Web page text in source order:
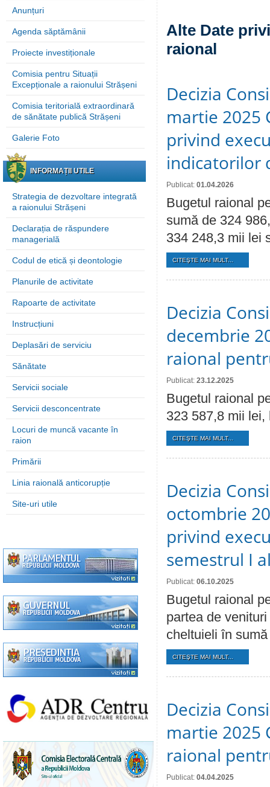
Anunțuri
Agenda săptămânii
Proiecte investiționale
Comisia pentru Situații
Excepționale a raionului Strășeni
Comisia teritorială extraordinară
de sănătate publică Strășeni
Galerie Foto
INFORMAȚII UTILE
Strategia de dezvoltare integrată
a raionului Strășeni
Declarația de răspundere
managerială
Codul de etică și deontologie
Planurile de activitate
Rapoarte de activitate
Instrucțiuni
Deplasări de serviciu
Sănătate
Servicii sociale
Servicii desconcentrate
Locuri de muncă vacante în
raion
Primării
Linia raională anticorupție
Site-uri utile
Alte Date
raional
Decizia
martie 2025
privind
indicatorilor
Publicat: 01.04.2026
Bugetul raional
sumă de 324
334 248,3 mii lei
CITEŞTE MAI MULT...
Decizia
decembrie
raional
Publicat: 23.12.2025
Bugetul raional
323 587,8 mii
CITEŞTE MAI MULT...
Decizia
octombrie
privind
semestrul I
Publicat: 06.10.2025
Bugetul raional
partea de
cheltuieli în
CITEŞTE MAI MULT...
Decizia
martie 2025
raional
Publicat: 04.04.2025